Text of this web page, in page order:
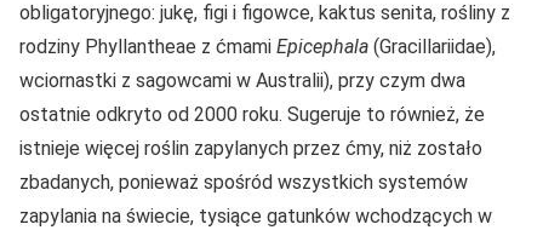
obligatoryjnego: jukę, figi i figowce, kaktus senita, rośliny z
rodziny Phyllantheae z ćmami Epicephala (Gracillariidae),
wciornastki z sagowcami w Australii), przy czym dwa
ostatnie odkryto od 2000 roku. Sugeruje to również, że
istnieje więcej roślin zapylanych przez ćmy, niż zostało
zbadanych, ponieważ spośród wszystkich systemów
zapylania na świecie, tysiące gatunków wchodzących w